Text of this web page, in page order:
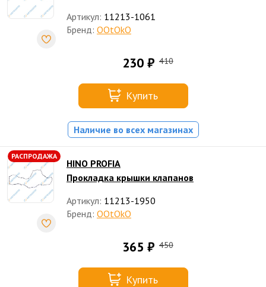
Артикул: 11213-1061
Бренд: OOtOkO
230 ₽ 410
Купить
Наличие во всех магазинах
РАСПРОДАЖА
HINO PROFIA
Прокладка крышки клапанов
Артикул: 11213-1950
Бренд: OOtOkO
365 ₽ 450
Купить